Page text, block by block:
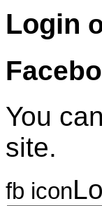
Login
You
site.
fb icon